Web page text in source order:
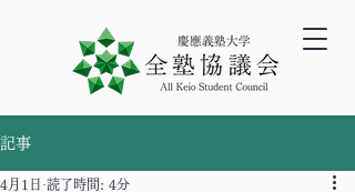
記事
4月1日 読了時間: 4分